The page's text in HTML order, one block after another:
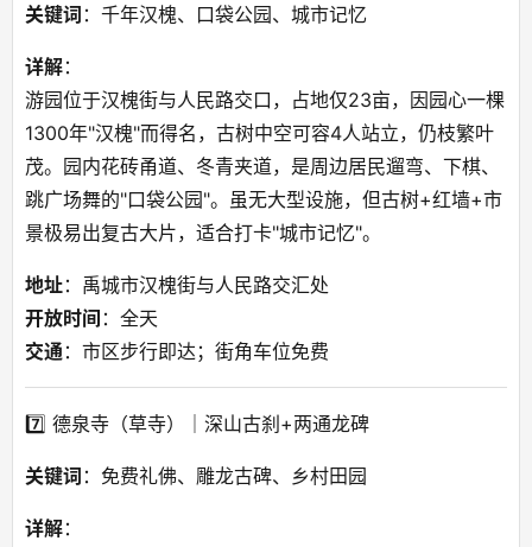
关键词 ：千年汉槐、口袋公园、城市记忆
详解：
游园位于汉槐街与人民路交口，占地仅23亩，因园心一棵
1300年"汉槐"而得名，古树中空可容4人站立，仍枝繁叶
茂。园内花砖甬道、冬青夹道，是周边居民遛弯、下棋、
跳广场舞的"口袋公园"。虽无大型设施，但古树+红墙+市
景极易出复古大片，适合打卡"城市记忆"。
地址：禹城市汉槐街与人民路交汇处
开放时间 ：全天
交通 ：市区步行即达；街角车位免费
7️⃣ 德泉寺（草寺）｜深山古刹+两通龙碑
关键词 ：免费礼佛、雕龙古碑、乡村田园
详解：